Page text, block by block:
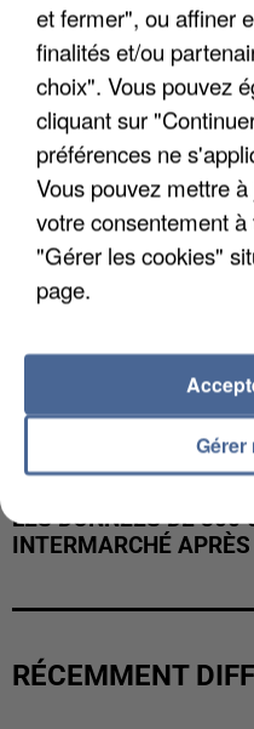
UNE TOURISTE DE
COULÉE DE BOUE EN
LES DONNÉES DE 300
INTERMARCHÉ
RÉCEMMENT
et fermer", ou affiner
finalités et/ou
choix". Vous pouvez
cliquant sur
préférences ne
Vous pouvez mettre
votre consentement
"Gérer les cookies"
page.
Gérer